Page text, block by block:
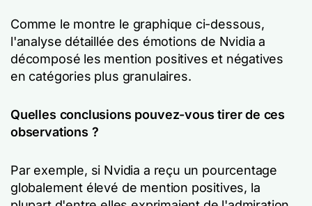
Comme le montre le graphique ci-dessous,
l'analyse détaillée des émotions de Nvidia a
décomposé les mention positives et négatives
en catégories plus granulaires.
Quelles conclusions pouvez-vous tirer de ces
observations ?
Par exemple, si Nvidia a reçu un pourcentage
globalement élevé de mention positives, la